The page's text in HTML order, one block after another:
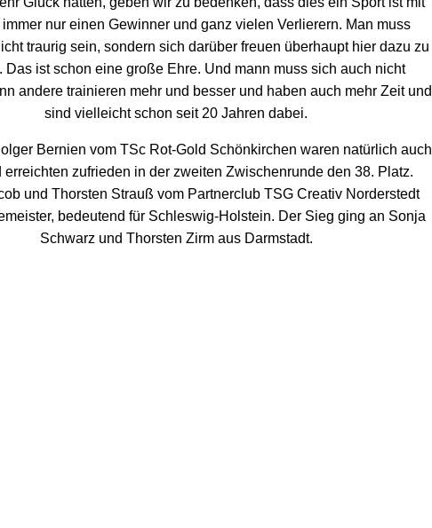
nur einen Gewinner und ganz vielen Verlierern. Man muss
traurig sein, sondern sich darüber freuen überhaupt hier dazu zu
Das ist schon eine große Ehre. Und mann muss sich auch nicht
andere trainieren mehr und besser und haben auch mehr Zeit und
sind vielleicht schon seit 20 Jahren dabei.
Bernien vom TSc Rot-Gold Schönkirchen waren natürlich auch
erreichten zufrieden in der zweiten Zwischenrunde den 38. Platz.
und Thorsten Strauß vom Partnerclub TSG Creativ Norderstedt
bedeutend für Schleswig-Holstein. Der Sieg ging an Sonja
Schwarz und Thorsten Zirm aus Darmstadt.